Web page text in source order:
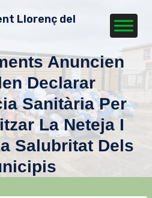
Llorenç del
Anuncien
Declarar
Sanitària Per
La Neteja I
Salubritat Dels